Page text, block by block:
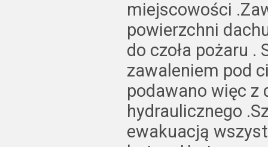
miejscowości
powierzchni
do czoła pożaru .
zawaleniem pod
podawano więc z
hydraulicznego
ewakuacją